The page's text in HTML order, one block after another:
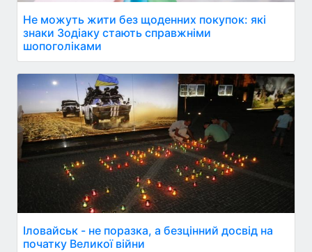
Не можуть жити без щоденних покупок: які
знаки Зодіаку стають справжніми
шопоголіками
Іловайськ - не поразка, а безцінний досвід на
початку Великої війни